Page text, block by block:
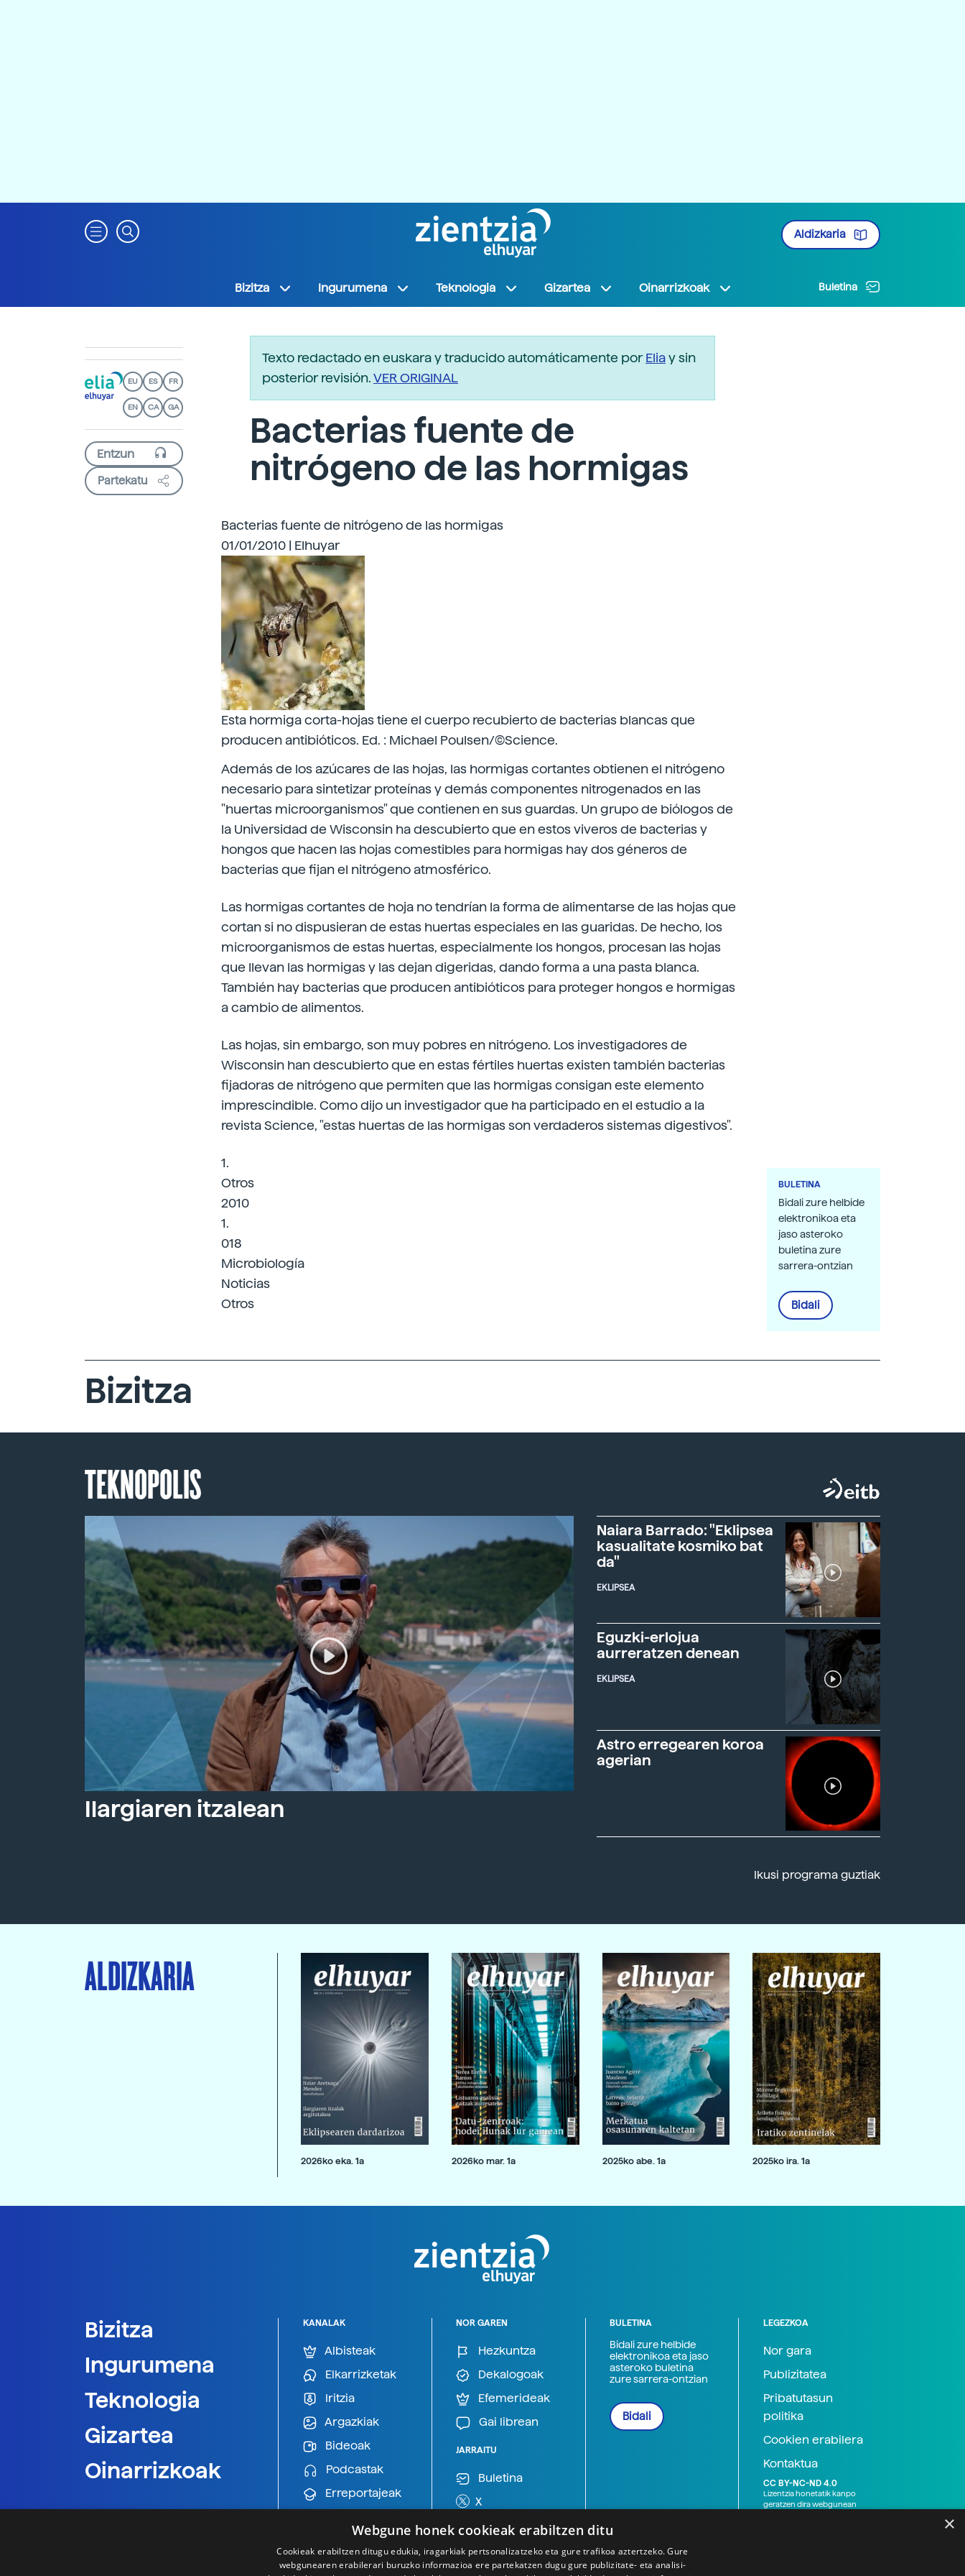
Aldizkaria
Bizitza Ingurumena Teknologia Gizartea Oinarrizkoak Buletina
EU ES FR
EN CA GA
Partekatu
Texto redactado en euskara y traducido automáticamente porEliay sin
posterior revisión.VER ORIGINAL
Bacterias fuente de
nitrógeno de las hormigas
Bacterias fuente de nitrógeno de las hormigas
01/01/2010 | Elhuyar
Esta hormiga corta-hojas tiene el cuerpo recubierto de bacterias blancas que
producen antibióticos. Ed. : Michael Poulsen/©Science.
Además de los azúcares de las hojas, las hormigas cortantes obtienen el nitrógeno
necesario para sintetizar proteínas y demás componentes nitrogenados en las
"huertas microorganismos" que contienen en sus guardas. Un grupo de biólogos de
la Universidad de Wisconsin ha descubierto que en estos viveros de bacterias y
hongos que hacen las hojas comestibles para hormigas hay dos géneros de
bacterias que fijan el nitrógeno atmosférico.
Las hormigas cortantes de hoja no tendrían la forma de alimentarse de las hojas que
cortan si no dispusieran de estas huertas especiales en las guaridas. De hecho, los
microorganismos de estas huertas, especialmente los hongos, procesan las hojas
que llevan las hormigas y las dejan digeridas, dando forma a una pasta blanca.
También hay bacterias que producen antibióticos para proteger hongos e hormigas
a cambio de alimentos.
Las hojas, sin embargo, son muy pobres en nitrógeno. Los investigadores de
Wisconsin han descubierto que en estas fértiles huertas existen también bacterias
fijadoras de nitrógeno que permiten que las hormigas consigan este elemento
imprescindible. Como dijo un investigador que ha participado en el estudio a la
revista Science, "estas huertas de las hormigas son verdaderos sistemas digestivos".
1.
Otros
2010
1.
018
Microbiología
Noticias
Otros
BULETINA
Bidali zure helbide
elektronikoa eta
jaso asteroko
buletina zure
sarrera-ontzian
Bidali
Bizitza
TEKNOPOLIS
Ilargiaren itzalean
Naiara Barrado: "Eklipsea
kasualitate kosmiko bat
da"
EKLIPSEA
Eguzki-erlojua
aurreratzen denean
EKLIPSEA
Astro erregearen koroa
agerian
Ikusi programa guztiak
ALDIZKARIA
2026ko eka. 1a 2026ko mar. 1a 2025ko abe. 1a 2025ko ira. 1a
Bizitza
Ingurumena
Teknologia
Gizartea
Oinarrizkoak
KANALAK
Albisteak
Elkarrizketak
Iritzia
Argazkiak
Bideoak
Podcastak
Erreportajeak
NOR GAREN
Hezkuntza
Dekalogoak
Efemerideak
Gai librean
JARRAITU
Buletina
X
BlueSky
Mastodon
BULETINA
Bidali zure helbide
elektronikoa eta jaso
asteroko buletina
zure sarrera-ontzian
Bidali
LEGEZKOA
Nor gara
Publizitatea
Pribatutasun
politika
Cookien erabilera
Kontaktua
CC BY-NC-ND 4.0
Lizentzia honetatik kanpo
geratzen dira webgunean
×
Webgune honek cookieak erabiltzen ditu
Cookieak erabiltzen ditugu edukia, iragarkiak pertsonalizatzeko eta gure trafikoa aztertzeko. Gure
webgunearen erabilerari buruzko informazioa ere partekatzen dugu gure publizitate- eta analisi-